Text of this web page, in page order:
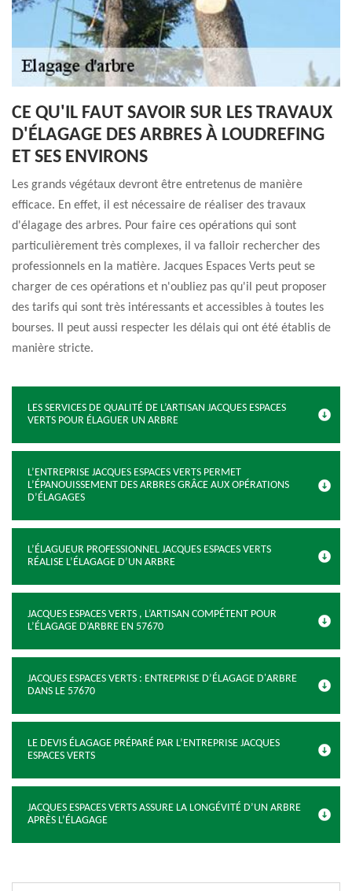
CE QU'IL FAUT SAVOIR SUR LES TRAVAUX
D'ÉLAGAGE DES ARBRES À LOUDREFING
ET SES ENVIRONS
Les grands végétaux devront être entretenus de manière
efficace. En effet, il est nécessaire de réaliser des travaux
d'élagage des arbres. Pour faire ces opérations qui sont
particulièrement très complexes, il va falloir rechercher des
professionnels en la matière. Jacques Espaces Verts peut se
charger de ces opérations et n'oubliez pas qu'il peut proposer
des tarifs qui sont très intéressants et accessibles à toutes les
bourses. Il peut aussi respecter les délais qui ont été établis de
manière stricte.
LES SERVICES DE QUALITÉ DE L’ARTISAN JACQUES ESPACES
VERTS POUR ÉLAGUER UN ARBRE
L’ENTREPRISE JACQUES ESPACES VERTS PERMET
L’ÉPANOUISSEMENT DES ARBRES GRÂCE AUX OPÉRATIONS
D’ÉLAGAGES
L’ÉLAGUEUR PROFESSIONNEL JACQUES ESPACES VERTS
RÉALISE L’ÉLAGAGE D’UN ARBRE
JACQUES ESPACES VERTS , L’ARTISAN COMPÉTENT POUR
L’ÉLAGAGE D’ARBRE EN 57670
JACQUES ESPACES VERTS : ENTREPRISE D’ÉLAGAGE D'ARBRE
DANS LE 57670
LE DEVIS ÉLAGAGE PRÉPARÉ PAR L’ENTREPRISE JACQUES
ESPACES VERTS
JACQUES ESPACES VERTS ASSURE LA LONGÉVITÉ D’UN ARBRE
APRÈS L’ÉLAGAGE